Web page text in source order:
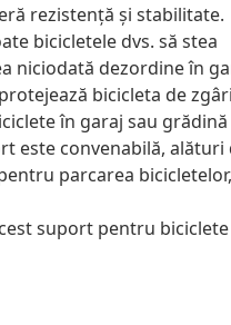
rezistență și stabilitate.
bicicletele dvs. să stea
niciodată dezordine în
bicicleta de
în garaj sau grădină
este convenabilă, alături
parcarea
suport pentru biciclete